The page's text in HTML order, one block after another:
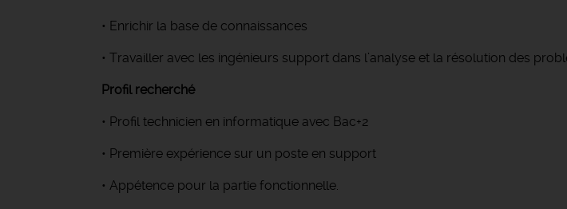
• Enrichir la base de connaissances
• Travailler avec les ingénieurs support dans l’analyse et la résolution des
Profil recherché
• Profil technicien en informatique avec Bac+2
• Première expérience sur un poste en support
• Appétence pour la partie fonctionnelle.